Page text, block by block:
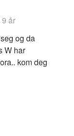
9 år
og da
W har
kom deg